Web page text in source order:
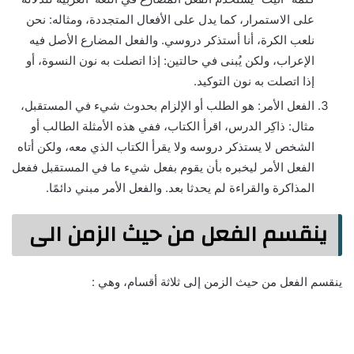
على الاستمرار، كما يدل على الأفعال المتجددة، ومثاله: نحن
نلعب الكرة، أنا أستذكر دروسي. والفعل المضارع الأصل فيه
الإعراب، ولكن يُبنى في حالتين: إذا اتصلت به نون النسوة، أو
إذا اتصلت به نون التوكيد.
الفعل الأمر: هو الطلب أو الإلزام بحدوث شيء في المستقبل،
مثال: ذاكِر الدرس، اقرأ الكتاب، ففي هذه الأمثلة الطالب أو
الشخص لا يستذكر دروسه ولا يقرأ الكتاب الذي معه، ولكن أتاه
الفعل الأمر ليخبره بأن يقوم بفعل شيء ما في المستقبل ففعل
المذاكرة والقراءة لم يحدثا بعد. والفعل الأمر مبني دائمًا.
ينقسم الفعل من حيث الزمن الى
ينقسم الفعل من حيث الزمن إلى ثلاثة أقسام، وهي :